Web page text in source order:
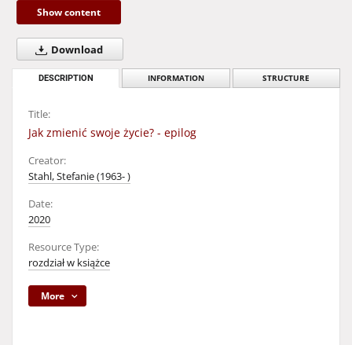
Show content
Download
DESCRIPTION INFORMATION STRUCTURE
Title:
Jak zmienić swoje życie? - epilog
Creator:
Stahl, Stefanie (1963- )
Date:
2020
Resource Type:
rozdział w książce
More